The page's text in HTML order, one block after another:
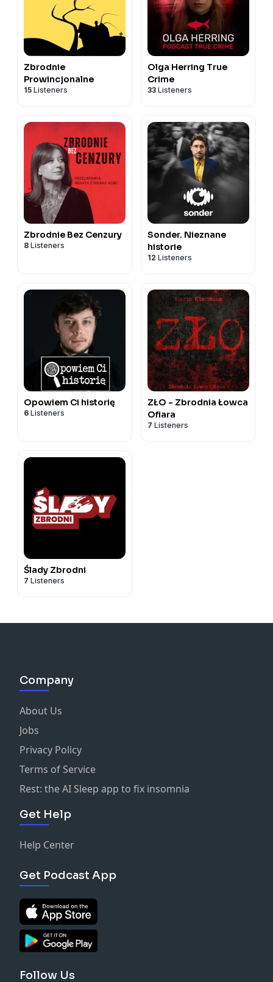
Zbrodnie
Prowincjonalne
15 Listeners
Olga Herring True
Crime
33 Listeners
Zbrodnie Bez Cenzury
8 Listeners
Sonder. Nieznane
historie
12 Listeners
Opowiem Ci historię
6 Listeners
ZŁO - Zbrodnia Łowca
Ofiara
7 Listeners
Ślady Zbrodni
7 Listeners
Company
About Us
Jobs
Privacy Policy
Terms of Service
Rest: the AI Sleep app to fix insomnia
Get Help
Help Center
Get Podcast App
Follow Us